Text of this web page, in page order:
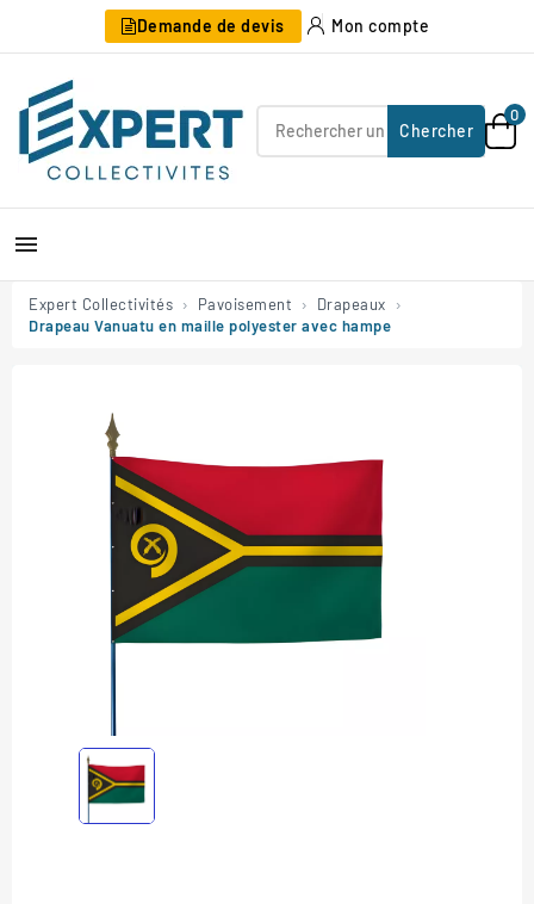
Demande de devis Mon compte
Chercher
0

Expert Collectivités Pavoisement
Drapeaux
Drapeau Vanuatu en maille polyester avec hampe